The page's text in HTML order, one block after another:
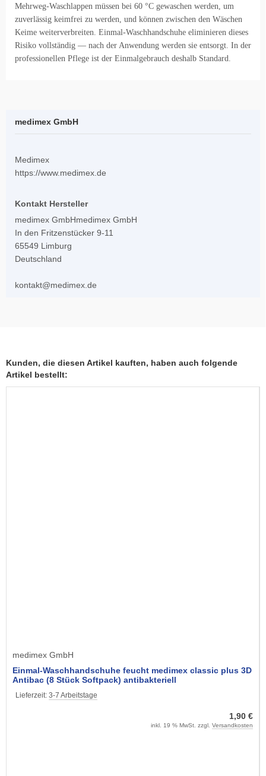
Mehrweg-Waschlappen müssen bei 60 °C gewaschen werden, um
zuverlässig keimfrei zu werden, und können zwischen den Wäschen
Keime weiterverbreiten. Einmal-Waschhandschuhe eliminieren dieses
Risiko vollständig — nach der Anwendung werden sie entsorgt. In der
professionellen Pflege ist der Einmalgebrauch deshalb Standard.
medimex GmbH
Medimex
https://www.medimex.de
Kontakt Hersteller
medimex GmbHmedimex GmbH
In den Fritzenstücker 9-11
65549 Limburg
Deutschland
kontakt@medimex.de
Kunden, die diesen Artikel kauften, haben auch folgende
Artikel bestellt:
medimex GmbH
Einmal-Waschhandschuhe feucht medimex classic plus 3D
Antibac (8 Stück Softpack) antibakteriell
Lieferzeit: 3-7 Arbeitstage
1,90 €
inkl. 19 % MwSt. zzgl. Versandkosten